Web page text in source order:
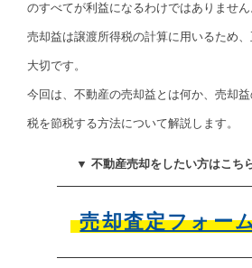
のすべてが利益になるわけではありません
売却益は譲渡所得税の計算に用いるため
大切です。
今回は、不動産の売却益とは何か、売却
税を節税する方法について解説します。
▼ 不動産売却をしたい方はこち
売却査定フォー